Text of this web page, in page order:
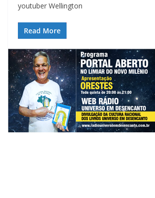
youtuber Wellington
Read More